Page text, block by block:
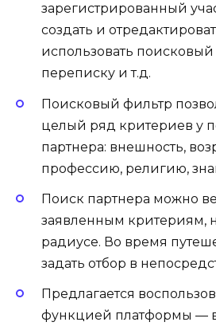
зарегистрированный
создать и
использовать поисковый
переписку и т.д.
Поисковый фильтр
целый ряд критериев у
партнера: внешность,
профессию, религию,
Поиск партнера можно
заявленным критериям,
радиусе. Во время
задать отбор в
Предлагается
функцией платформы —